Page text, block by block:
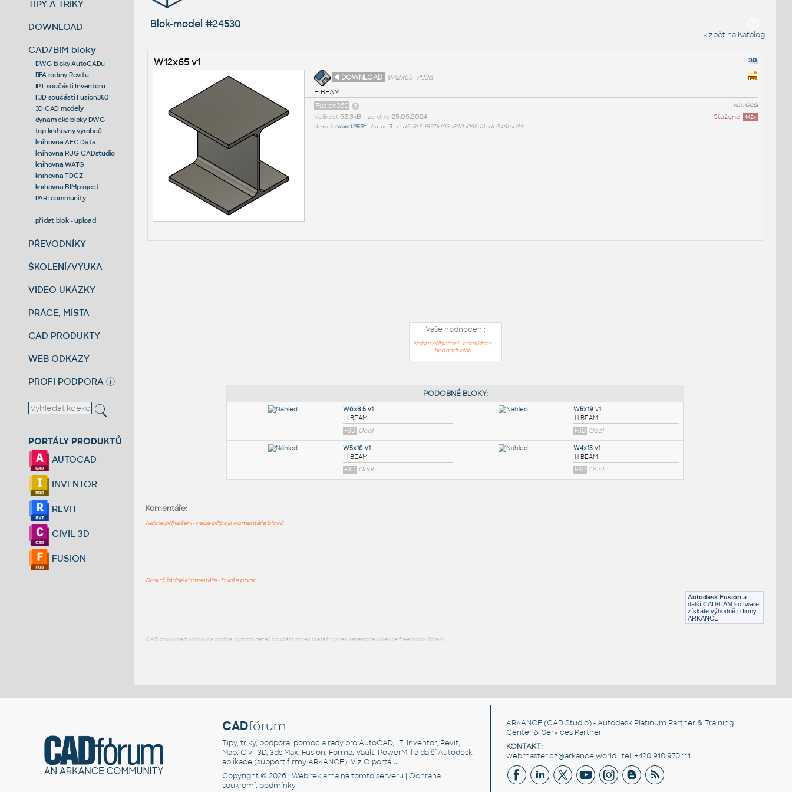
TIPY A TRIKY
DOWNLOAD
CAD/BIM bloky
DWG bloky AutoCADu
RFA rodiny Revitu
IPT součásti Inventoru
F3D součásti Fusion360
3D CAD modely
dynamické bloky DWG
top knihovny výrobců
knihovna AEC Data
knihovna RUG-CADstudio
knihovna WATG
knihovna TDCZ
knihovna BIMproject
PARTcommunity
--
přidat blok - upload
PŘEVODNÍKY
ŠKOLENÍ/VÝUKA
VIDEO UKÁZKY
PRÁCE, MÍSTA
CAD PRODUKTY
WEB ODKAZY
PROFI PODPORA ⓘ
PORTÁLY PRODUKTŮ
AUTOCAD
INVENTOR
REVIT
CIVIL 3D
FUSION
Blok-model #24530
« zpět na Katalog
W12x65 v1
◄ DOWNLOAD
W12x65_v1.f3d
H BEAM
kat:Ocel
Fusion360
Staženo: 142x
Velikost 52,3kB• ze dne 25.05.2024
Umístil:robertPER^ • Autor: R• md5: 8f3d8771d05c820a065d4ede346fcb39
Vaše hodnocení:
Nejste přihlášeni - nemůžete
hodnotit blok
F3D Ocel
Autodesk Fusion a
další CAD/CAM software
získáte výhodně u firmy
ARKANCE
Komentáře:
Nejste přihlášeni - nelze připojit komentáře bloků
Dosud žádné komentáře - buďte první
CAD download: knihovna rodina symbol detail součást prvek stafáž výkres kategorie kolekce free block library
CADfórum
Tipy, triky, podpora, pomoc a rady pro AutoCAD, LT, Inventor, Revit,
Map, Civil 3D, 3ds Max, Fusion, Forma, Vault, PowerMill a další Autodesk
aplikace (support firmy ARKANCE). VizO portálu.
Copyright © 2026 |Web reklama na tomto serveru |Ochrana
soukromí, podmínky
ARKANCE (CAD Studio) - Autodesk Platinum Partner & Training
Center & Services Partner
KONTAKT:
webmaster.cz@arkance.world | tel. +420 910 970 111